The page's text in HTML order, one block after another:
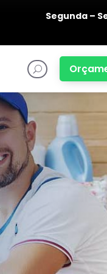
Segunda –
U